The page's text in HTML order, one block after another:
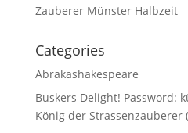
Zauberer Münster Halbzeit
Categories
Abrakashakespeare
Buskers Delight! Password:
König der Strassenzauberer